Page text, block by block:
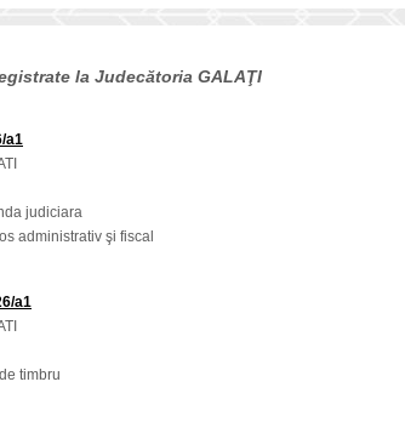
la Judecătoria GALAŢI
a1
judiciara
administrativ şi fiscal
a1
timbru